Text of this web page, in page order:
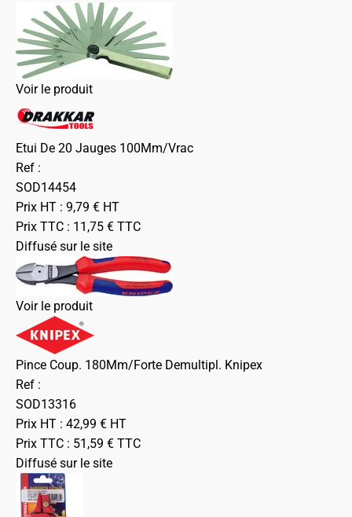
Voir le produit
Etui De 20 Jauges 100Mm/Vrac
Ref :
SOD14454
Prix HT : 9,79 € HT
Prix TTC : 11,75 € TTC
Diffusé sur le site
Voir le produit
Pince Coup. 180Mm/Forte Demultipl. Knipex
Ref :
SOD13316
Prix HT : 42,99 € HT
Prix TTC : 51,59 € TTC
Diffusé sur le site